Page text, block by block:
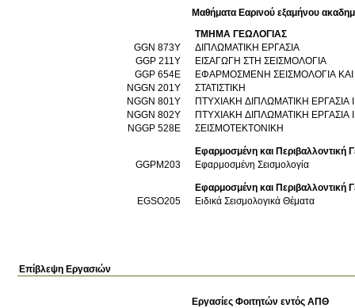
Μαθήματα Εαρινού εξαμήνου
ΤΜΗΜΑ ΓΕΩΛΟΓΙΑΣ
GGN 873Υ
ΔΙΠΛΩΜΑΤΙΚΗ ΕΡΓΑΣΙΑ
GGP 211Y
ΕΙΣΑΓΩΓΗ ΣΤΗ ΣΕΙΣΜΟΛΟΓΙΑ
GGP 654E
ΕΦΑΡΜΟΣΜΕΝΗ ΣΕΙΣΜΟΛΟΓΙΑ
NGGN 201Y
ΣΤΑΤΙΣΤΙΚΗ
NGGN 801Y
ΠΤΥΧΙΑΚΗ ΔΙΠΛΩΜΑΤΙΚΗ ΕΡΓΑΣΙΑ Ι
NGGN 802Y
ΠΤΥΧΙΑΚΗ ΔΙΠΛΩΜΑΤΙΚΗ ΕΡΓΑΣΙΑ
NGGP 528E
ΣΕΙΣΜΟΤΕΚΤΟΝΙΚΗ
Εφαρμοσμένη και Περιβαλλοντική
GGPM203
Εφαρμοσμένη Σεισμολογία
Εφαρμοσμένη και Περιβαλλοντική
EGSO205
Ειδικά Σεισμολογικά Θέματα
Επίβλεψη Εργασιών
Εργασίες Φοιτητών εντός ΑΠΘ